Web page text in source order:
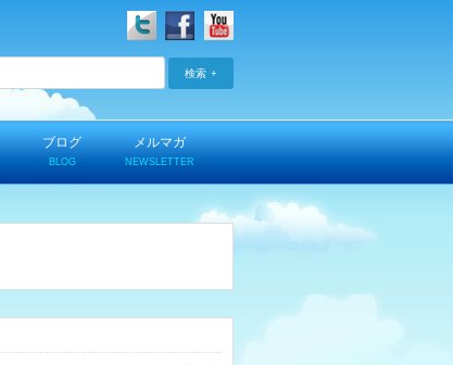
検索
ブログ
BLOG
メルマガ
NEWSLETTER